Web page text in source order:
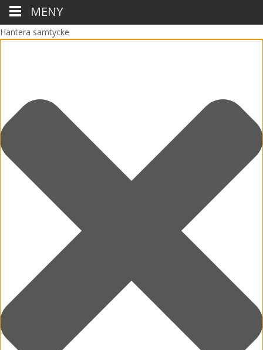
Hantera samtycke
MENY